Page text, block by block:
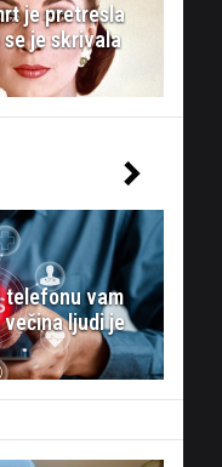
je pretresla
je skrivala
vam
ljudi je